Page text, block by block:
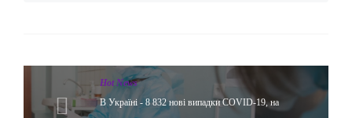
Hot News
В Україні - 8 832 нові випадки COVID-19, на